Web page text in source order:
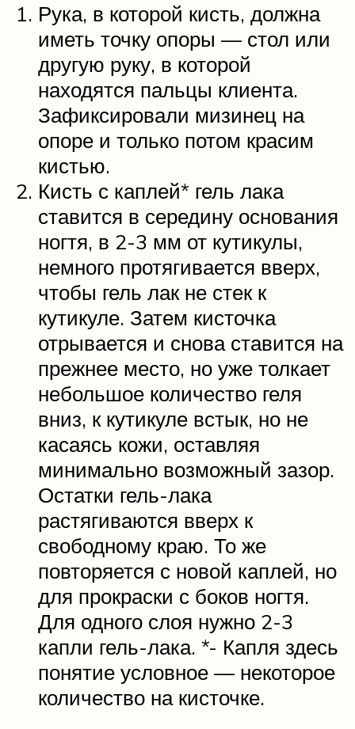
Рука, в которой кисть, должна
иметь точку опоры — стол или
другую руку, в которой
находятся пальцы клиента.
Зафиксировали мизинец на
опоре и только потом красим
кистью.
Кисть с каплей* гель лака
ставится в середину основания
ногтя, в 2-3 мм от кутикулы,
немного протягивается вверх,
чтобы гель лак не стек к
кутикуле. Затем кисточка
отрывается и снова ставится на
прежнее место, но уже толкает
небольшое количество геля
вниз, к кутикуле встык, но не
касаясь кожи, оставляя
минимально возможный зазор.
Остатки гель-лака
растягиваются вверх к
свободному краю. То же
повторяется с новой каплей, но
для прокраски с боков ногтя.
Для одного слоя нужно 2-3
капли гель-лака. *- Капля здесь
понятие условное — некоторое
количество на кисточке.